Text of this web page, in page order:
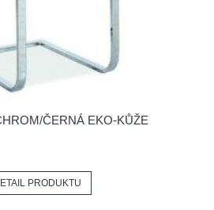
ČERNÁ EKO-KŮŽE
PRODUKTU